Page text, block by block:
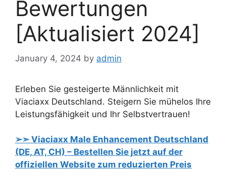
Bewertungen
[Aktualisiert 2024]
January 4, 2024 by admin
Erleben Sie gesteigerte Männlichkeit mit
Viaciaxx Deutschland. Steigern Sie mühelos Ihre
Leistungsfähigkeit und Ihr Selbstvertrauen!
➢➣ Viaciaxx Male Enhancement Deutschland
(DE, AT, CH) – Bestellen Sie jetzt auf der
offiziellen Website zum reduzierten Preis